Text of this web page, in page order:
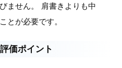
ません。 肩書きよりも中
とが必要です。
価ポイント